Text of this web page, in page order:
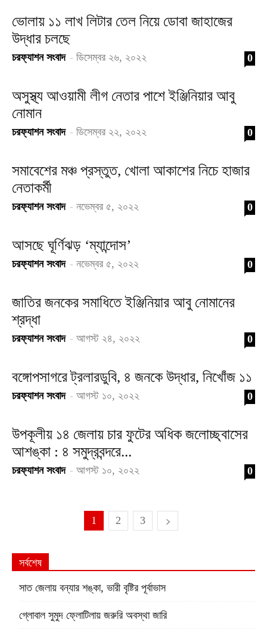
ভোলায় ১১ লাখ লিটার তেল নিয়ে ডোবা জাহাজের
উদ্ধার চলছে
চরফ্যাশন সংবাদ - ডিসেম্বর ২৬, ২০২২ 0
অসুস্থ্য আওয়ামী লীগ নেতার পাশে ইঞ্জিনিয়ার আবু
নোমান
চরফ্যাশন সংবাদ - ডিসেম্বর ২২, ২০২২ 0
সমাবেশের মঞ্চ প্রস্তুত, খোলা আকাশের নিচে হাজার
নেতাকর্মী
চরফ্যাশন সংবাদ - নভেম্বর ৫, ২০২২ 0
আসছে ঘূর্ণিঝড় ‘ম্যান্দোস’
চরফ্যাশন সংবাদ - নভেম্বর ৫, ২০২২ 0
জাতির জনকের সমাধিতে ইঞ্জিনিয়ার আবু নোমানের
শ্রদ্ধা
চরফ্যাশন সংবাদ - আগস্ট ২৪, ২০২২ 0
বঙ্গোপসাগরে ট্রলারডুবি, ৪ জনকে উদ্ধার, নিখোঁজ ১১
চরফ্যাশন সংবাদ - আগস্ট ১০, ২০২২ 0
উপকূলীয় ১৪ জেলায় চার ফুটের অধিক জলোচ্ছ্বাসের
আশঙ্কা : ৪ সমুদ্রবন্দরে...
চরফ্যাশন সংবাদ - আগস্ট ১০, ২০২২ 0
1 2 3
সর্বশেষ
সাত জেলায় বন্যার শঙ্কা, ভারী বৃষ্টির পূর্বাভাস
গ্লোবাল সুমুদ ফ্লোটিলায় জরুরি অবস্থা জারি